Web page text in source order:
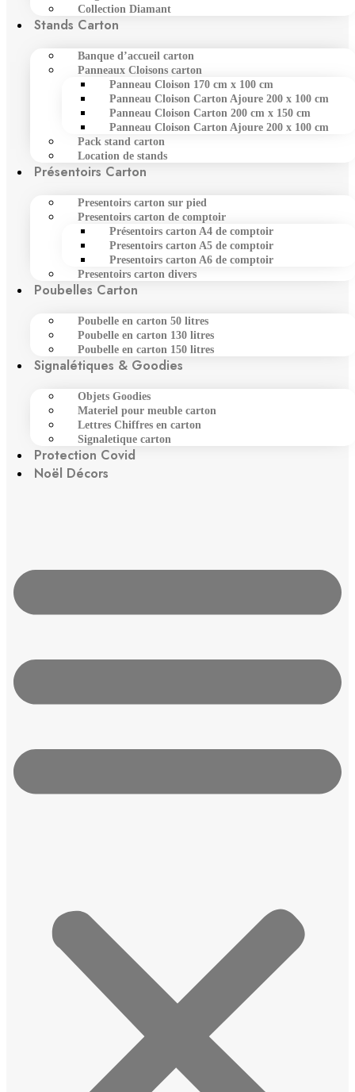
Collection Diamant
Stands Carton
Banque d’accueil carton
Panneaux Cloisons carton
Panneau Cloison 170 cm x 100 cm
Panneau Cloison Carton Ajoure 200 x 100 cm
Panneau Cloison Carton 200 cm x 150 cm
Panneau Cloison Carton Ajoure 200 x 100 cm
Pack stand carton
Location de stands
Présentoirs Carton
Presentoirs carton sur pied
Presentoirs carton de comptoir
Présentoirs carton A4 de comptoir
Presentoirs carton A5 de comptoir
Presentoirs carton A6 de comptoir
Presentoirs carton divers
Poubelles Carton
Poubelle en carton 50 litres
Poubelle en carton 130 litres
Poubelle en carton 150 litres
Signalétiques & Goodies
Objets Goodies
Materiel pour meuble carton
Lettres Chiffres en carton
Signaletique carton
Protection Covid
Noël Décors